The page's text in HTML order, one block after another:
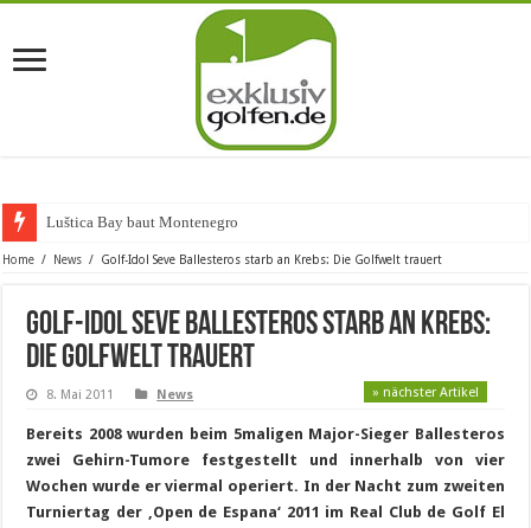
Luštica Bay baut Montenegros erst
Home / News / Golf-Idol Seve Ballesteros starb an Krebs: Die Golfwelt trauert
Golf-Idol Seve Ballesteros starb an Krebs:
Die Golfwelt trauert
8. Mai 2011 News » nächster Artikel
Bereits 2008 wurden beim 5maligen Major-Sieger Ballesteros
zwei Gehirn-Tumore festgestellt und innerhalb von vier
Wochen wurde er viermal operiert. In der Nacht zum zweiten
Turniertag der ‚Open de Espana‘ 2011 im Real Club de Golf El